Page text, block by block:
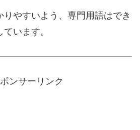
やすいよう、専門用語はでき
います。
ンサーリンク